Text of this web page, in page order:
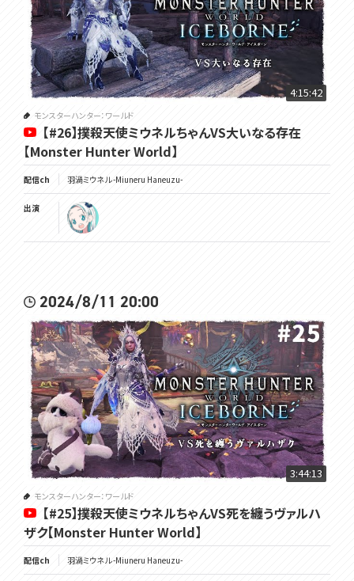
4:15:42
モンスターハンター：ワールド
【#26】撲殺天使ミウネルちゃんVS大いなる存在
【Monster Hunter World】
配信ch 羽渦ミウネル -Miuneru Haneuzu-
出演
2024/8/11 20:00
3:44:13
モンスターハンター：ワールド
【#25】撲殺天使ミウネルちゃんVS死を纏うヴァルハ
ザク【Monster Hunter World】
配信ch 羽渦ミウネル -Miuneru Haneuzu-